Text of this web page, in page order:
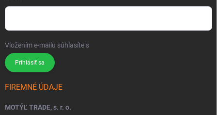
Vložením e-mailu súhlasíte s
Prihlásiť sa
FIREMNÉ ÚDAJE
MOTÝĽ TRADE, s. r. o.